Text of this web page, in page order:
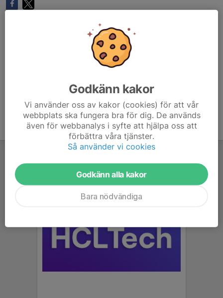
Godkänn kakor
Vi använder oss av kakor (cookies) för att vår
webbplats ska fungera bra för dig. De används
även för webbanalys i syfte att hjälpa oss att
förbättra våra tjänster.
Så använder vi cookies
Godkänn alla kakor
Bara nödvändiga